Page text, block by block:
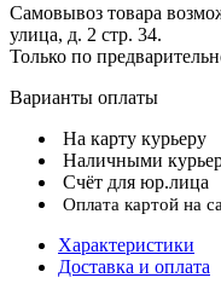
Самовывоз товара
улица, д. 2 стр. 34.
Только по
Варианты оплаты
На карту курьеру
Наличными
Счёт для юр.лица
Оплата картой на
Характеристики
Доставка и оплата